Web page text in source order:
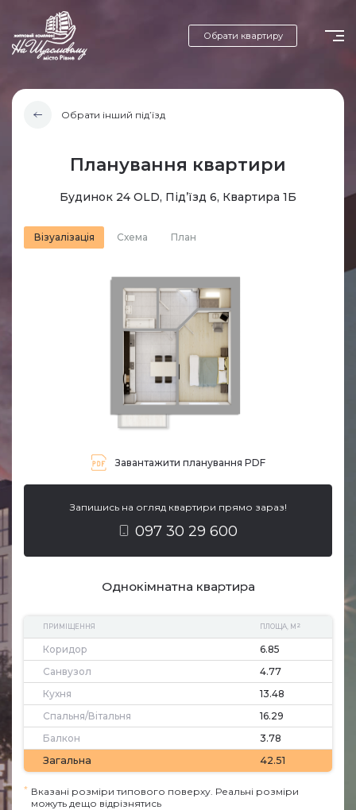
Обрати квартиру
Обрати інший під’їзд
Планування квартири
Будинок 24 OLD, Під’їзд 6, Квартира 1Б
Однокімнатна квартира
ПРИМІЩЕННЯ ПЛОЩА, М 2
Коридор
6.85
Санвузол
4.77
Кухня
13.48
Спальня/Вітальня
16.29
Балкон
3.78
Загальна
42.51
* Вказані розміри типового поверху. Реальні розміри
можуть дещо відрізнятись
Візуалізація Схема План
Завантажити планування PDF
Запишись на огляд квартири прямо зараз!
097 30 29 600